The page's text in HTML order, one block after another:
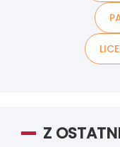
Z